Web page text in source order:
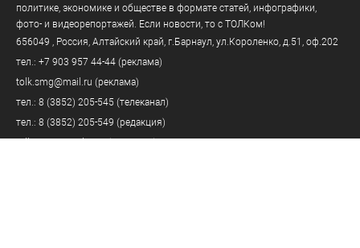
политике, экономике и обществе в формате статей, инфографики,
фото- и видеорепортажей. Если новости, то с ТОЛКом!
656049
, Россия, Алтайский край, г. Барнаул ул.Короленко, д.51, оф.202
тел.: +7 903 957 44-44 (реклама)
tolk.smg@mail.ru (реклама)
тел.: 8 (3852) 205-545 (телеканал)
тел.: 8 (3852) 205-549 (редакция)
tolknews@yandex.ru(редакция)